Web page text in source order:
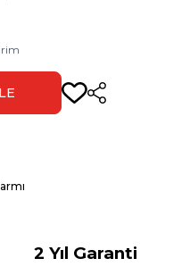
Paylaş
2 Yıl Garanti